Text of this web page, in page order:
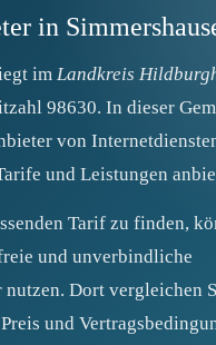
in
im Landkreis
98630. In dieser
von
und Leistungen
Tarif zu finden,
und unverbindliche
nutzen. Dort vergleichen
und